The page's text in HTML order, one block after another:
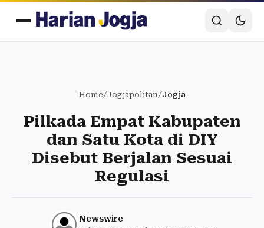
Home/Jogjapolitan/Jogja
Pilkada Empat Kabupaten
dan Satu Kota di DIY
Disebut Berjalan Sesuai
Regulasi
Newswire